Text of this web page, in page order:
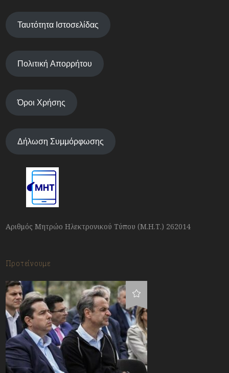
Ταυτότητα Ιστοσελίδας
Πολιτική Απορρήτου
Όροι Χρήσης
Δήλωση Συμμόρφωσης
Αριθμός Μητρώο Ηλεκτρονικού Τύπου (Μ.Η.Τ.) 262014
Προτείνουμε